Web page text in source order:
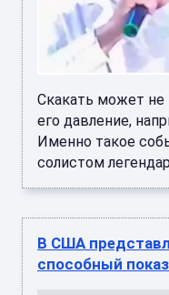
Скакать может не
его давление,
Именно такое
солистом
В США
способный